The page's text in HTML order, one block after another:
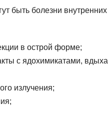
быть болезни
в острой форме;
с ядохимикатами,
излучения;